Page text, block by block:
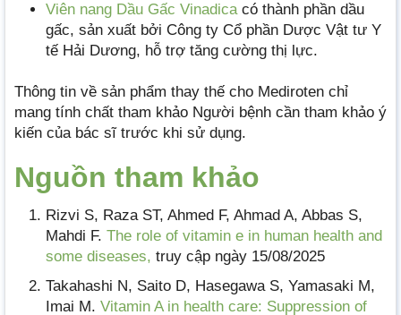
Viên nang Dầu Gấc Vinadicacó thành phần dầu
gấc, sản xuất bởi Công ty Cổ phần Dược Vật tư Y
tế Hải Dương, hỗ trợ tăng cường thị lực.
Thông tin về sản phẩm thay thế cho Mediroten chỉ
mang tính chất tham khảo Người bệnh cần tham khảo ý
kiến của bác sĩ trước khi sử dụng.
Nguồn tham khảo
Rizvi S, Raza ST, Ahmed F, Ahmad A, Abbas S,
Mahdi F. The role of vitamin e in human health and
some diseases, truy cập ngày 15/08/2025
Takahashi N, Saito D, Hasegawa S, Yamasaki M,
Imai M. Vitamin A in health care: Suppression of